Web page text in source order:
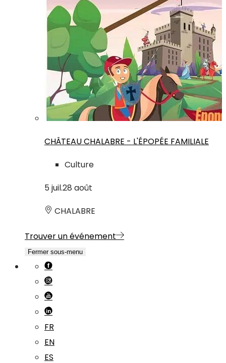
CHÂTEAU CHALABRE - L'ÉPOPÉE FAMILIALE
Culture
5 juil.28 août
CHALABRE
Trouver un événement
Fermer sous-menu
FR
EN
ES